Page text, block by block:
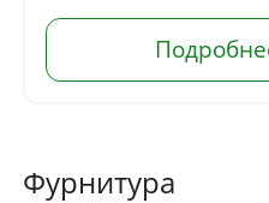
Фурнитура
персональных данных